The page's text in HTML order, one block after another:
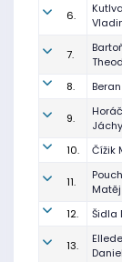
6.
7.
8.
9.
10. Čížik
11.
Matěj
12. Šidla
13.
Daniel